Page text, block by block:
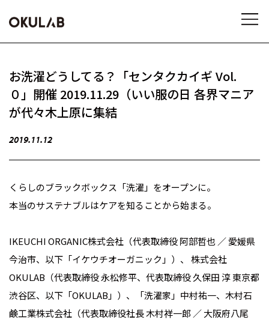
お洗濯どうしてる？「センタクカイギ Vol.
０」開催 2019.11.29（いい服の日 各界マニア
が代々木上原に集結
2019.11.12
くらしのブラックボックス「洗濯」をオープンに。
本当のサステナブルはケアを知ることから始まる。
IKEUCHI ORGANIC株式会社（代表取締役 阿部哲也 ／ 愛媛県
今治市、以下「イケウチオーガニック」）、 株式会社
OKULAB（代表取締役 永松修平、代表取締役 久保田 淳 東京都
渋谷区、以下「OKULAB」）、「洗濯家」中村祐一、木村石
鹸工業株式会社（代表取締役社長 木村祥一郎 ／ 大阪府八尾